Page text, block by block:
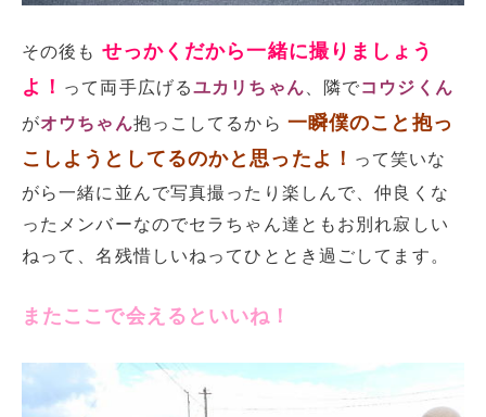
その後も せっかくだから一緒に撮りましょう
よ！ って両手広げるユカリちゃん 、隣でコウジくん
がオウちゃん抱っこしてるから 一瞬僕のこと抱っ
こしようとしてるのかと思ったよ！ って笑いな
がら一緒に並んで写真撮ったり楽しんで、仲良くな
ったメンバーなのでセラちゃん達ともお別れ寂しい
ねって、名残惜しいねってひととき過ごしてます。
またここで会えるといいね！